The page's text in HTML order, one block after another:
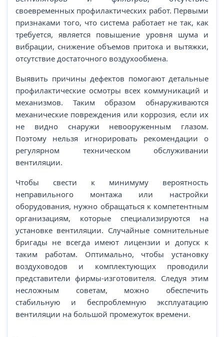
своевременных профилактических работ. Первыми
признаками того, что система работает не так, как
требуется, является повышение уровня шума и
вибрации, снижение объемов притока и вытяжки,
отсутствие достаточного воздухообмена.
Выявить причины дефектов помогают детальные
профилактические осмотры всех коммуникаций и
механизмов. Таким образом обнаруживаются
механические повреждения или коррозия, если их
не видно снаружи невооруженным глазом.
Поэтому нельзя игнорировать рекомендации о
регулярном техническом обслуживании
вентиляции.
Чтобы свести к минимуму вероятность
неправильного монтажа или настройки
оборудования, нужно обращаться к компетентным
организациям, которые специализируются на
установке вентиляции. Случайные сомнительные
бригады не всегда имеют лицензии и допуск к
таким работам. Оптимально, чтобы установку
воздуховодов и комплектующих проводили
представители фирмы-изготовителя. Следуя этим
несложным советам, можно обеспечить
стабильную и беспроблемную эксплуатацию
вентиляции на большой промежуток времени.